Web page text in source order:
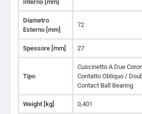
Interno [mm]
Diametro
Esterno [mm]
72
Spessore [mm] 27
Tipo
Cuscinetto A Due
Contatto Obliquo /
Contact Ball Bearing
Weight [kg] 0,401